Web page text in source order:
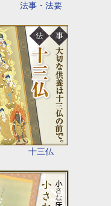
法事・法要
十三仏